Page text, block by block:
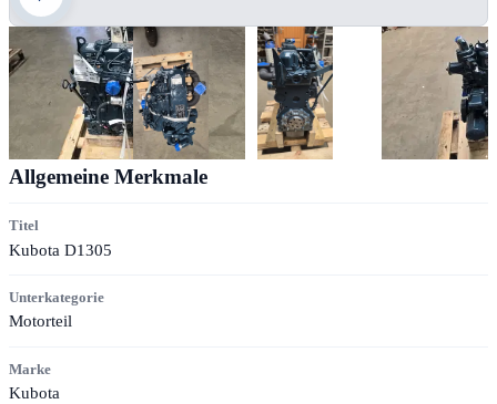
Allgemeine Merkmale
Titel
Kubota D1305
Unterkategorie
Motorteil
Marke
Kubota